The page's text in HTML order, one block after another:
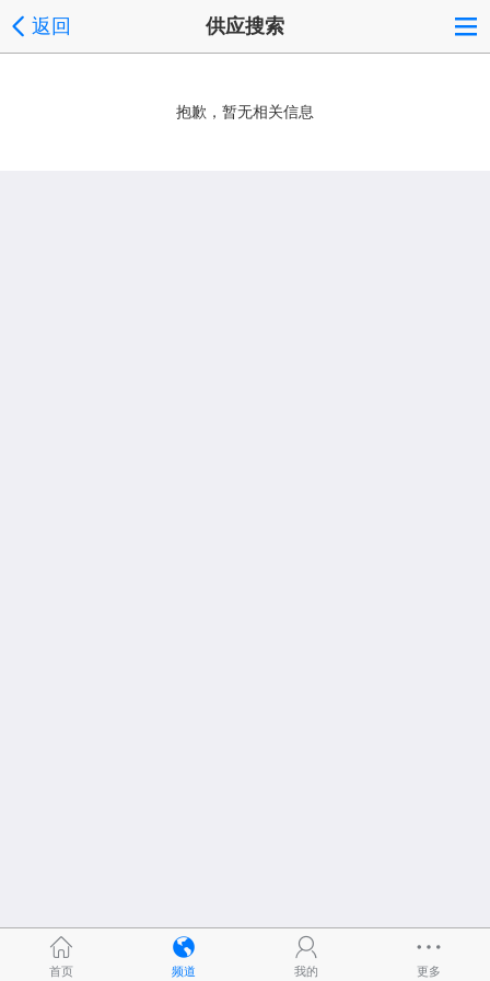
返回 供应搜索
抱歉，暂无相关信息
首页 频道 我的 更多